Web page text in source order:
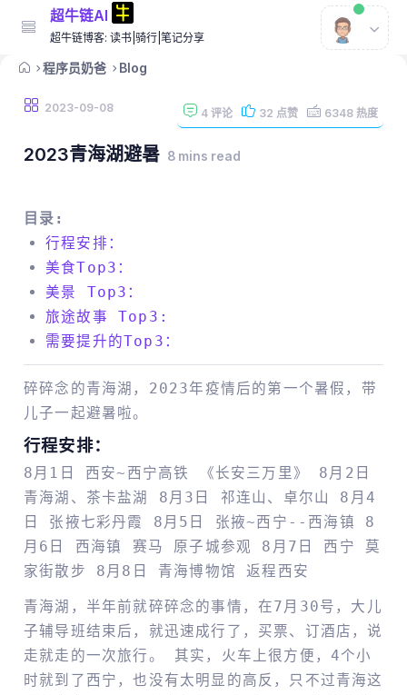
超牛链AI
超牛链博客: 读书|骑行|笔记分享
程序员奶爸 Blog
2023-09-08 4 评论 32 点赞 6348 热度
2023青海湖避暑 8 mins read
目录:
行程安排：
美食Top3：
美景 Top3：
旅途故事 Top3:
需要提升的Top3：
碎碎念的青海湖，2023年疫情后的第一个暑假，带
儿子一起避暑啦。
行程安排：
8月1日 西安~西宁高铁 《长安三万里》 8月2日
青海湖、茶卡盐湖 8月3日 祁连山、卓尔山 8月4
日 张掖七彩丹霞 8月5日 张掖~西宁--西海镇 8
月6日 西海镇 赛马 原子城参观 8月7日 西宁 莫
家街散步 8月8日 青海博物馆 返程西安
青海湖，半年前就碎碎念的事情，在7月30号，大儿
子辅导班结束后，就迅速成行了，买票、订酒店，说
走就走的一次旅行。 其实，火车上很方便，4个小
时就到了西宁，也没有太明显的高反，只不过青海这